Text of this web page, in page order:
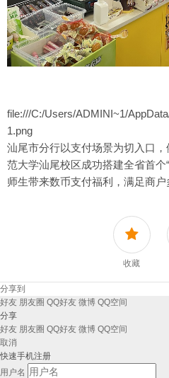
file:///C:/Users/ADMINI~1/
1.png
汕尾市分行以支付场景为切入口
范大学汕尾校区成功搭建全省首个
师生带来数币支付福利，满足商户
收藏
分享到
好友 朋友圈 QQ好友 微博 QQ空间
分享
好友 朋友圈 QQ好友 微博 QQ空间
取消
快速手机注册
用户名